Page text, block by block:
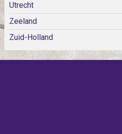
Utrecht
Zeeland
Zuid-Holland